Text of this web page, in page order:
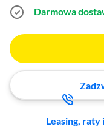
Darmowa
Leasing, raty